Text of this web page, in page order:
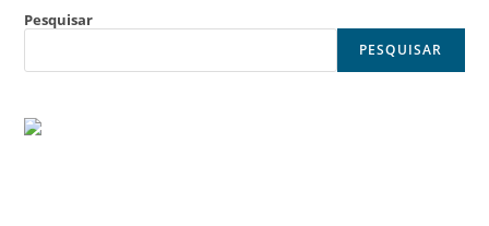
Pesquisar
PESQUISAR